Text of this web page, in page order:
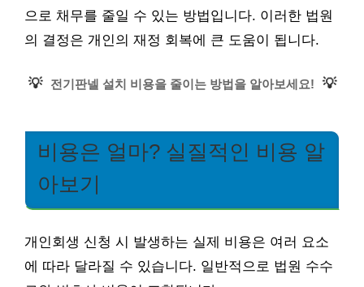
으로 채무를 줄일 수 있는 방법입니다. 이러한 법원
의 결정은 개인의 재정 회복에 큰 도움이 됩니다.
💡 전기판넬 설치 비용을 줄이는 방법을 알아보세요! 💡
비용은 얼마? 실질적인 비용 알
아보기
개인회생 신청 시 발생하는 실제 비용은 여러 요소
에 따라 달라질 수 있습니다. 일반적으로 법원 수수